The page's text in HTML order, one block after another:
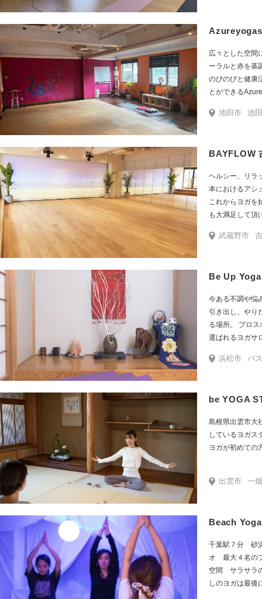
ンティのヨガク
ただけると思い
広々とした空間
ーラルと赤を基
のびのびと健康
とができる
ナーが考案した
「ハタヨガ」
池田市 池
BAYFLOW
ヘルシー、リラ
本におけるアシ
これからヨガを
も大満足して頂
武蔵野市 吉祥寺駅
Be Up Yoga
今ある不調や悩
引き出し、やり
る場所。 プロ
選ばれるヨガサ
しているので。
浜松市 バス停
be YOGA
島根県出雲市大
しているヨガス
ヨガが初めての
出雲市 一畑
Beach
千葉駅７分 砂
オ 最大４名の
空間 サラサラ
しのヨガは最後